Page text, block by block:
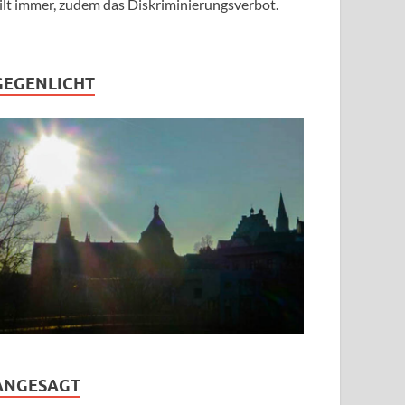
immer, zudem das Diskriminierungsverbot.